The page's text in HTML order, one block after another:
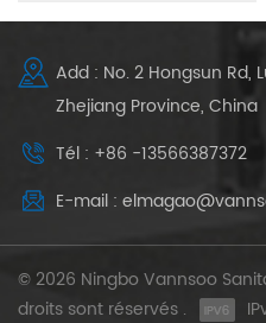
ODM
Add : No. 2 Hongsun Rd,
Zhejiang Province, China
Tél : +86 -13566387372
E-mail :
© 2026 Ningbo Vannsoo
droits sont réservés .